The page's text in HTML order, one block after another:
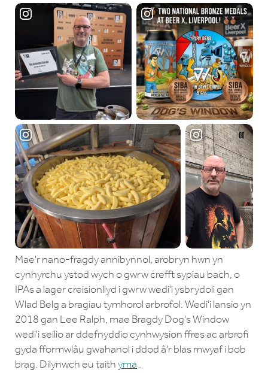
Mae'r nano-fragdy annibynnol, arobryn hwn yn
cynhyrchu ystod wych o gwrw crefft sypiau bach, o
IPAs a lager creisionllyd i gwrw wedi'i ysbrydoli gan
Wlad Belg a bragiau tymhorol arbrofol. Wedi'i lansio yn
2018 gan Lee Ralph, mae Bragdy Dog's Window
wedi'i seilio ar ddefnyddio cynhwysion ffres ac arbrofi
gyda fformwlâu gwahanol i ddod â'r blas mwyaf i bob
brag. Dilynwch eu taithyma .